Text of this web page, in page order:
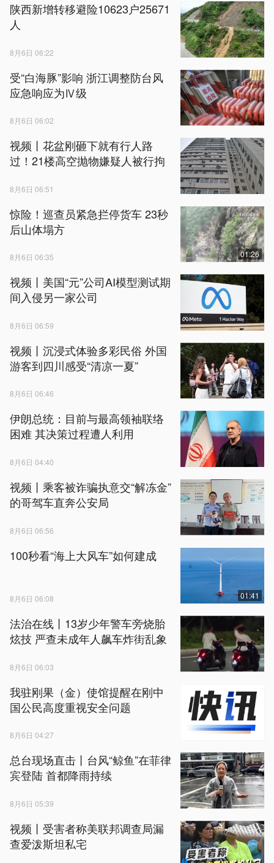
陕西新增转移避险10623户25671
人
8月6日 06:22
受“白海豚”影响 浙江调整防台风
应急响应为Ⅳ级
8月6日 06:02
视频丨花盆刚砸下就有行人路
过！21楼高空抛物嫌疑人被行拘
8月6日 06:51
惊险！巡查员紧急拦停货车 23秒
后山体塌方
8月6日 06:35 01:26
视频丨美国“元”公司AI模型测试期
间入侵另一家公司
8月6日 06:59
视频丨沉浸式体验多彩民俗 外国
游客到四川感受“清凉一夏”
8月6日 06:46
伊朗总统：目前与最高领袖联络
困难 其决策过程遭人利用
8月6日 04:40
视频丨乘客被诈骗执意交“解冻金”
的哥驾车直奔公安局
8月6日 06:56
100秒看“海上大风车”如何建成
8月6日 06:08 01:41
法治在线丨13岁少年警车旁烧胎
炫技 严查未成年人飙车炸街乱象
8月6日 06:03
我驻刚果（金）使馆提醒在刚中
国公民高度重视安全问题
8月6日 04:27
总台现场直击丨台风“鲸鱼”在菲律
宾登陆 首都降雨持续
8月6日 05:39
视频丨受害者称美联邦调查局漏
查爱泼斯坦私宅